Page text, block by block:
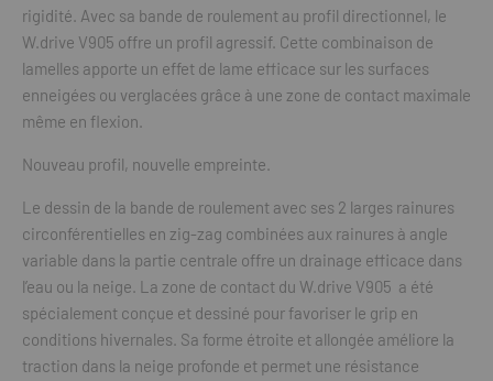
rigidité. Avec sa bande de roulement au profil directionnel, le
W.drive V905 offre un profil agressif. Cette combinaison de
lamelles apporte un effet de lame efficace sur les surfaces
enneigées ou verglacées grâce à une zone de contact maximale
même en flexion.
Nouveau profil, nouvelle empreinte.
Le dessin de la bande de roulement avec ses 2 larges rainures
circonférentielles en zig-zag combinées aux rainures à angle
variable dans la partie centrale offre un drainage efficace dans
l’eau ou la neige. La zone de contact du W.drive V905 a été
spécialement conçue et dessiné pour favoriser le grip en
conditions hivernales. Sa forme étroite et allongée améliore la
traction dans la neige profonde et permet une résistance